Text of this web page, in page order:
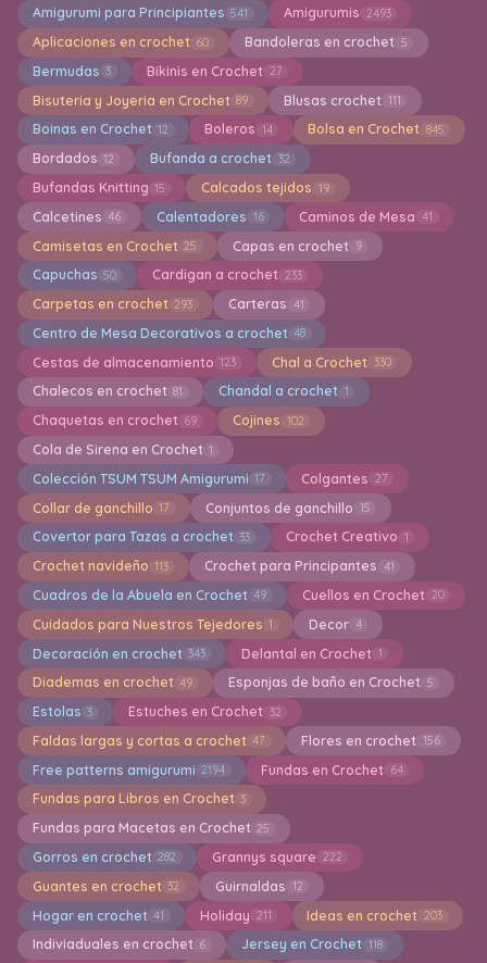
Amigurumi para Principiantes 541 Amigurumis 2493
Aplicaciones en crochet 60 Bandoleras en crochet 5
Bermudas 3 Bikinis en Crochet 27
Bisuteria y Joyeria en Crochet 89 Blusas crochet 111
Boinas en Crochet 12 Boleros 14 Bolsa en Crochet 845
Bordados 12 Bufanda a crochet 32
Bufandas Knitting 15 Calcados tejidos 19
Calcetines 46 Calentadores 16 Caminos de Mesa 41
Camisetas en Crochet 25 Capas en crochet 9
Capuchas 50 Cardigan a crochet 233
Carpetas en crochet 293 Carteras 41
Centro de Mesa Decorativos a crochet 48
Cestas de almacenamiento 123 Chal a Crochet 330
Chalecos en crochet 81 Chandal a crochet 1
Chaquetas en crochet 69 Cojines 102
Cola de Sirena en Crochet 1
Colección TSUM TSUM Amigurumi 17 Colgantes 27
Collar de ganchillo 17 Conjuntos de ganchillo 15
Covertor para Tazas a crochet 33 Crochet Creativo 1
Crochet navideño 113 Crochet para Principantes 41
Cuadros de la Abuela en Crochet 49 Cuellos en Crochet 20
Cuidados para Nuestros Tejedores 1 Decor 4
Decoración en crochet 343 Delantal en Crochet 1
Diademas en crochet 49 Esponjas de baño en Crochet 5
Estolas 3 Estuches en Crochet 32
Faldas largas y cortas a crochet 47 Flores en crochet 156
Free patterns amigurumi 2194 Fundas en Crochet 64
Fundas para Libros en Crochet 3
Fundas para Macetas en Crochet 25
Gorros en crochet 282 Grannys square 222
Guantes en crochet 32 Guirnaldas 12
Hogar en crochet 41 Holiday 211 Ideas en crochet 203
Indiviaduales en crochet 6 Jersey en Crochet 118